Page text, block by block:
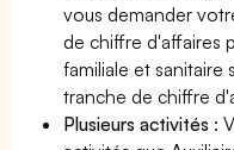
vous demander
de chiffre d'affaires
familiale et sanitaire
tranche de chiffre
Plusieurs activités :